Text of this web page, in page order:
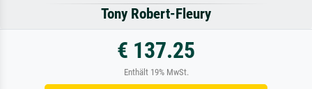
Tony Robert-Fleury
€ 137.25
Enthält 19% MwSt.